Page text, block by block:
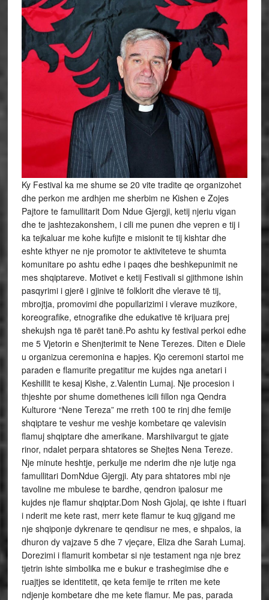
Ky Festival ka me shume se 20 vite tradite qe organizohet
dhe perkon me ardhjen me sherbim ne Kishen e Zojes
Pajtore te famullitarit Dom Ndue Gjergji, ketij njeriu vigan
dhe te jashtezakonshem, i cili me punen dhe vepren e tij i
ka tejkaluar me kohe kufijte e misionit te tij kishtar dhe
eshte kthyer ne nje promotor te aktiviteteve te shumta
komunitare po ashtu edhe i paqes dhe beshkepunimit ne
mes shqiptareve. Motivet e ketij Festivali si gjithmone ishin
pasqyrimi i gjerë i gjinive të folklorit dhe vlerave të tij,
mbrojtja, promovimi dhe popullarizimi i vlerave muzikore,
koreografike, etnografike dhe edukative të krijuara prej
shekujsh nga të parët tanë.Po ashtu ky festival perkoi edhe
me 5 Vjetorin e Shenjterimit te Nene Terezes. Diten e Diele
u organizua ceremonina e hapjes. Kjo ceremoni startoi me
paraden e flamurite pregatitur me kujdes nga anetari i
Keshillit te kesaj Kishe, z.Valentin Lumaj. Nje procesion i
thjeshte por shume domethenes icili fillon nga Qendra
Kulturore “Nene Tereza” me rreth 100 te rinj dhe femije
shqiptare te veshur me veshje kombetare qe valevisin
flamuj shqiptare dhe amerikane. Marshiivargut te gjate
rinor, ndalet perpara shtatores se Shejtes Nena Tereze.
Nje minute heshtje, perkulje me nderim dhe nje lutje nga
famullitari DomNdue Gjergji. Aty para shtatores mbi nje
tavoline me mbulese te bardhe, qendron ipalosur me
kujdes nje flamur shqiptar.Dom Nosh Gjolaj, qe ishte i ftuari
i nderit me kete rast, merr kete flamur te kuq gjigand me
nje shqiponje dykrenare te qendisur ne mes, e shpalos, ia
dhuron dy vajzave 5 dhe 7 vjeçare, Eliza dhe Sarah Lumaj.
Dorezimi i flamurit kombetar si nje testament nga nje brez
tjetrin ishte simbolika me e bukur e trashegimise dhe e
ruajtjes se identitetit, qe keta femije te rriten me kete
ndjenje kombetare dhe me kete flamur. Me pas, parada